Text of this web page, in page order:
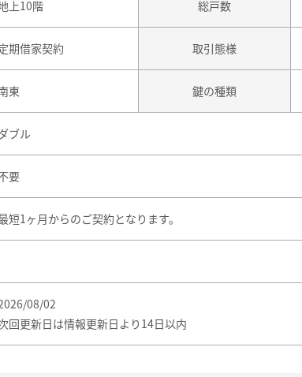
上10階 総戸数
期借家契約 取引態様
東 鍵の種類
ブル
要
短1ヶ月からのご契約となります。
08/02
回更新日は情報更新日より14日以内